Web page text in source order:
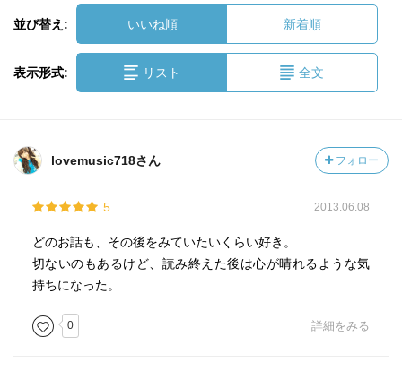
並び替え: いいね順 新着順
表示形式: リスト 全文
lovemusic718さん フォロー
5 2013.06.08
どのお話も、その後をみていたいくらい好き。
切ないのもあるけど、読み終えた後は心が晴れるような気
持ちになった。
0 詳細をみる